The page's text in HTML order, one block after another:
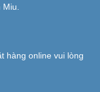
hàng online vui lòng